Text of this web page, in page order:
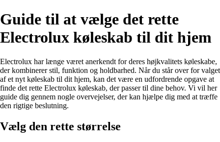
Guide til at vælge det rette
Electrolux køleskab til dit hjem
Electrolux har længe været anerkendt for deres højkvalitets køleskabe,
der kombinerer stil, funktion og holdbarhed. Når du står over for valget
af et nyt køleskab til dit hjem, kan det være en udfordrende opgave at
finde det rette Electrolux køleskab, der passer til dine behov. Vi vil her
guide dig gennem nogle overvejelser, der kan hjælpe dig med at træffe
den rigtige beslutning.
Vælg den rette størrelse